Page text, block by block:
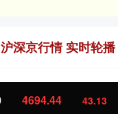
沪深京行情 实时轮播
1134.24 11.37